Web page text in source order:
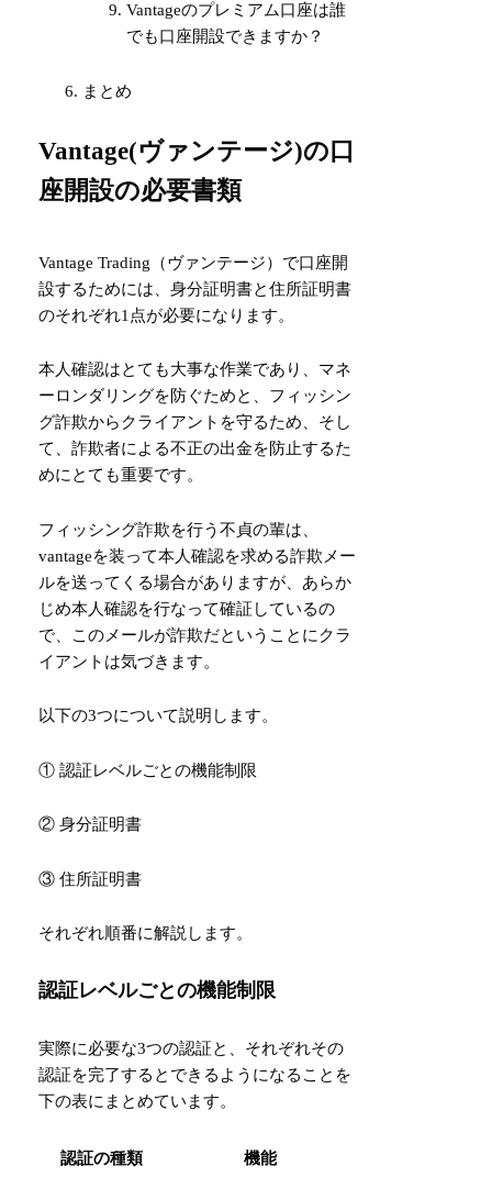
Vantageのプレミアム口座は誰
でも口座開設できますか？
まとめ
Vantage(ヴァンテージ)の口
座開設の必要書類
Vantage Trading（ヴァンテージ）で口座開
設するためには、身分証明書と住所証明書
のそれぞれ1点が必要になります。
本人確認はとても大事な作業であり、マネ
ーロンダリングを防ぐためと、フィッシン
グ詐欺からクライアントを守るため、そし
て、詐欺者による不正の出金を防止するた
めにとても重要です。
フィッシング詐欺を行う不貞の輩は、
vantageを装って本人確認を求める詐欺メー
ルを送ってくる場合がありますが、あらか
じめ本人確認を行なって確証しているの
で、このメールが詐欺だということにクラ
イアントは気づきます。
以下の3つについて説明します。
① 認証レベルごとの機能制限
② 身分証明書
③ 住所証明書
それぞれ順番に解説します。
認証レベルごとの機能制限
実際に必要な3つの認証と、それぞれその
認証を完了するとできるようになることを
下の表にまとめています。
認証の種類 機能